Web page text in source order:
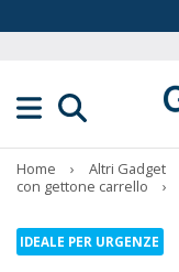
Home › Altri Gadget
con gettone carrello
›
IDEALE PER URGENZE